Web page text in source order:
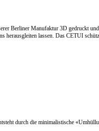
Berliner Manufaktur 3D gedruckt
herausgleiten lassen. Das CETUI
durch die minimalistische